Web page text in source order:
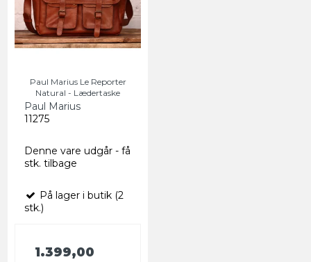
Paul Marius Le Reporter
Natural - Lædertaske
Paul Marius
11275
Denne vare udgår - få
stk. tilbage
På lager i butik (2
stk.)
1.399,00